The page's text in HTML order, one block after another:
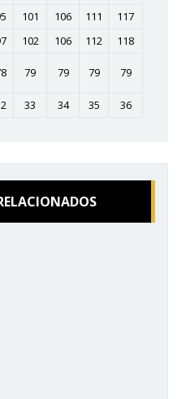
101 106 111
117
102 106 112
118
79 79 79 79
33 34 35 36